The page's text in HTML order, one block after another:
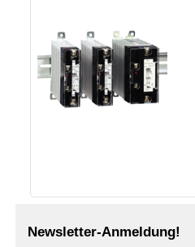
Newsletter-Anmeldung!